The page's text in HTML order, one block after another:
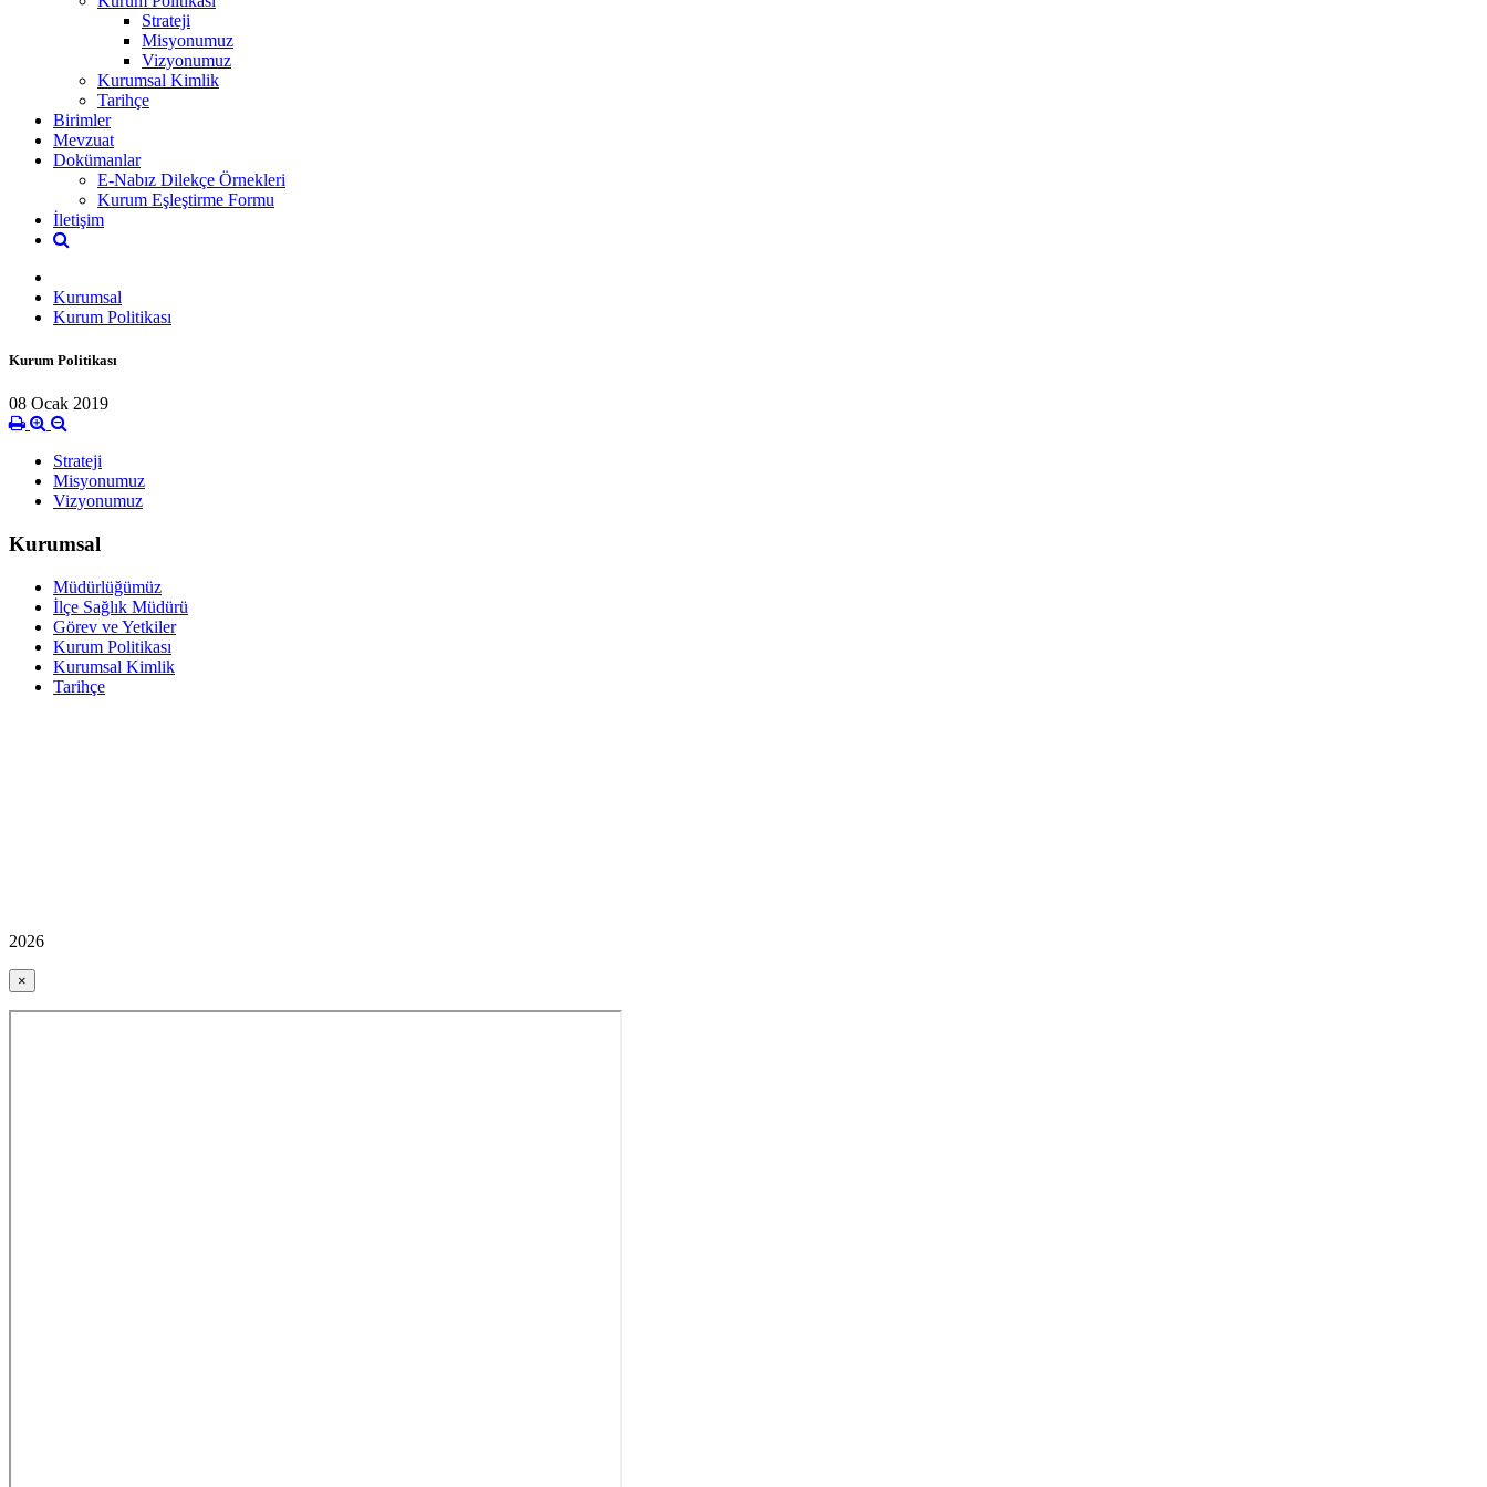
Strateji
Misyonumuz
Vizyonumuz
Kurumsal Kimlik
Tarihçe
Birimler
Mevzuat
Dokümanlar
E-Nabız Dilekçe Örnekleri
Kurum Eşleştirme Formu
İletişim
Kurumsal
Kurum Politikası
Kurum Politikası
08 Ocak 2019
Strateji
Misyonumuz
Vizyonumuz
Kurumsal
Müdürlüğümüz
İlçe Sağlık Müdürü
Görev ve Yetkiler
Kurum Politikası
Kurumsal Kimlik
Tarihçe
2026
×